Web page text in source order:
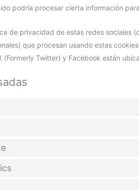
podría procesar cierta información
de privacidad de estas redes sociales
que procesan usando estas
(Formerly Twitter) y Facebook están